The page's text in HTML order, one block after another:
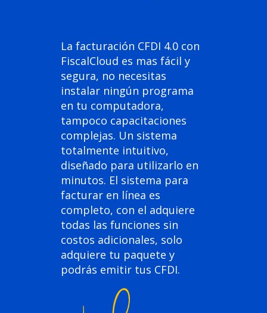
La facturación CFDI 4.0 con
FiscalCloud es mas fácil y
segura, no necesitas
instalar ningún programa
en tu computadora,
tampoco capacitaciones
complejas. Un sistema
totalmente intuitivo,
diseñado para utilizarlo en
minutos. El sistema para
facturar en línea es
completo, con el adquiere
todas las funciones sin
costos adicionales, solo
adquiere tu paquete y
podrás emitir tus CFDI.